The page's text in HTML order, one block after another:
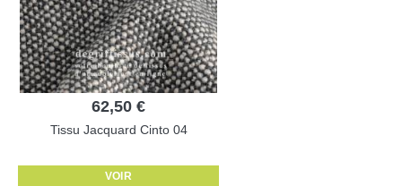
62,50 €
Tissu Jacquard Cinto 04
VOIR